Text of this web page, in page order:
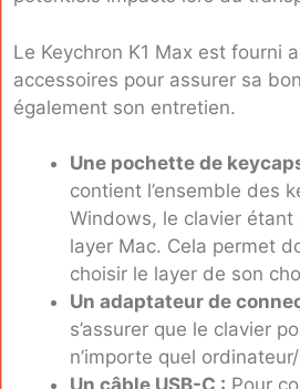
Le Keychron K1 Max est fourni
accessoires pour assurer sa
également son entretien.
Une pochette de
contient l’ensemble des
Windows, le clavier
layer Mac. Cela permet
choisir le layer de son
Un adaptateur de
s’assurer que le clavier
n’importe quel